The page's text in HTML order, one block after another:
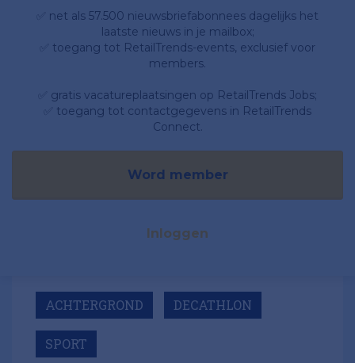
✅ net als 57.500 nieuwsbriefabonnees dagelijks het
laatste nieuws in je mailbox;
✅ toegang tot RetailTrends-events, exclusief voor
members.
✅ gratis vacatureplaatsingen op RetailTrends Jobs;
✅ toegang tot contactgegevens in RetailTrends
Connect.
Word member
Inloggen
ACHTERGROND DECATHLON
SPORT